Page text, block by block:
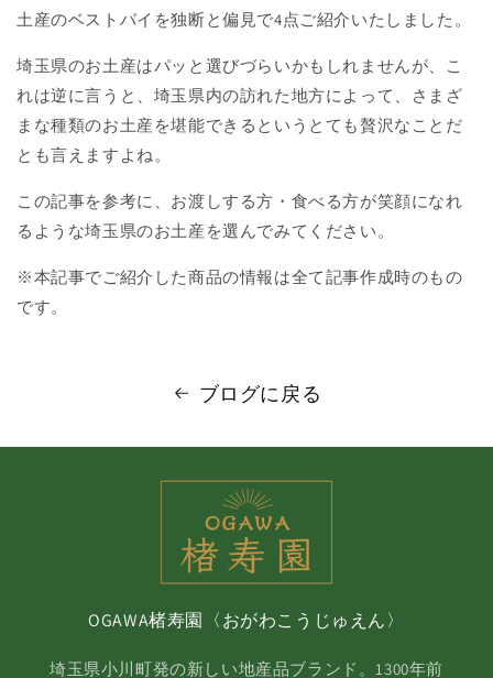
土産のベストバイを独断と偏見で4点ご紹介いたしました。
埼玉県のお土産はパッと選びづらいかもしれませんが、こ
れは逆に言うと、埼玉県内の訪れた地方によって、さまざ
まな種類のお土産を堪能できるというとても贅沢なことだ
とも言えますよね。
この記事を参考に、お渡しする方・食べる方が笑顔になれ
るような埼玉県のお土産を選んでみてください。
※本記事でご紹介した商品の情報は全て記事作成時のもの
です。
ブログに戻る
OGAWA楮寿園〈おがわこうじゅえん〉
埼玉県小川町発の新しい地産品ブランド。1300年前